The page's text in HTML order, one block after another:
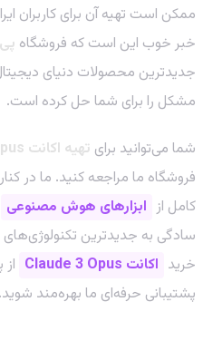
ممکن است تهیه آن برای کاربران
خبر خوب این است که فروشگاه
جدیدترین محصولات دنیای
مشکل را برای شما حل کرده است.
شما می‌توانید برای تهیه اکانت Claude 3 Opus ارزان و فوری
فروشگاه ما مراجعه کنید. ما در
کامل از ابزارهای هوش مصنوعی
سادگی به جدیدترین تکنولوژی‌های
خرید اکانت Claude 3 Opus
پشتیبانی حرفه‌ای ما بهره‌مند شوید.